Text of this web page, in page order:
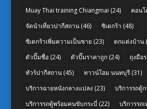
Muay Thai training Chiangmai (24) คอนโ
จัดนำเที่ยวปากีสถาน(46) ซิเดกร้า (48)
ซิเดกร้าเพิ่มความเป็นชาย (23) ตกแต่งบ้าน
ตัวปั๊มชื่อ(24) ตัวปั๊มราคาถูก(24) ถุงมือ
ทัวร์ปากีสถาน(45) ทาวน์โฮม นนทบุรี(31)
บริการฉายหนังกลางแปลง (23) บริการรถตู้ก
บริการรถตู้พร้อมคนขับกระบี่ (22) บริการรถเ